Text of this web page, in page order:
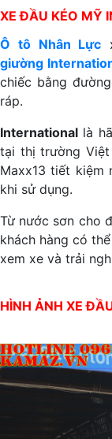
XE ĐẦU KÉO MỸ
Ô tô Nhân Lực
giường
chiếc bằng
ráp.
International là
tại thị trường
Maxx13 tiết kiệm
khi sử dụng.
Từ nước sơn cho
khách hàng có
xem xe và trải
HÌNH ẢNH XE